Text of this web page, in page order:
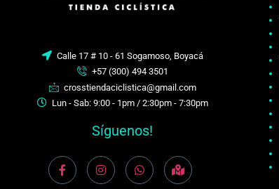
Calle 17 # 10 - 61 Sogamoso, Boyacá
+57 (300) 494 3501
crosstiendaciclistica@gmail.com
Lun - Sab: 9:00 - 1pm / 2:30pm - 7:30pm
Síguenos!